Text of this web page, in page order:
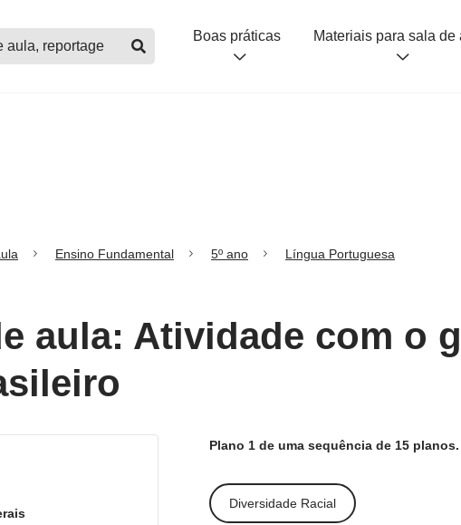
Boas práticas Materiais para sala de
Ensino Fundamental 5º ano Língua Portuguesa
aula: Atividade com o
Plano 1 de uma sequência de 15 planos.
Diversidade Racial